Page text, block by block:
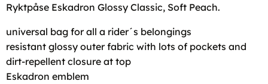
Ryktpåse Eskadron Glossy Classic, Soft Peach.
universal bag for all a rider´s belongings
resistant glossy outer fabric with lots of pockets and
dirt-repellent closure at top
Eskadron emblem